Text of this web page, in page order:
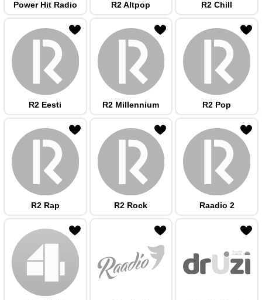
Power Hit Radio R2 Altpop R2 Chill
R2 Eesti R2 Millennium R2 Pop
R2 Rap R2 Rock Raadio 2